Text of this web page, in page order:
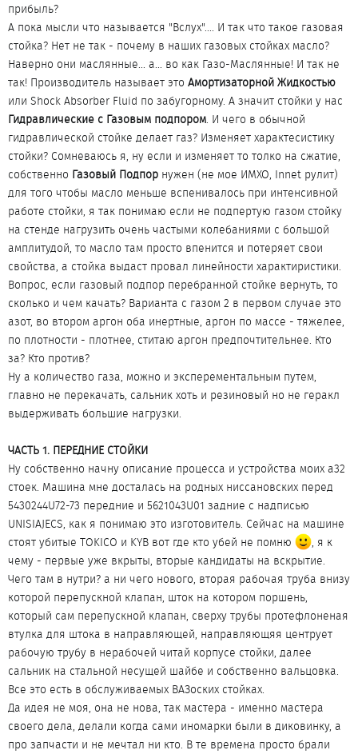
прибыль?
А пока мысли что называется "Вслух".... И так что такое газовая
стойка? Нет не так - почему в наших газовых стойках масло?
Наверно они маслянные... а... во как Газо-Маслянные! И так не
так! Производитель называет это Амортизаторной Жидкостью
или Shock Absorber Fluid по забугорному. А значит стойки у нас
Гидравлические с Газовым подпором. И чего в обычной
гидравлической стойке делает газ? Изменяет характесистику
стойки? Сомневаюсь я, ну если и изменяет то толко на сжатие,
собственно Газовый Подпор нужен (не мое ИМХО, Innet рулит)
для того чтобы масло меньше вспенивалось при интенсивной
работе стойки, я так понимаю если не подпертую газом стойку
на стенде нагрузить очень частыми колебаниями с большой
амплитудой, то масло там просто впенится и потеряет свои
свойства, а стойка выдаст провал линейности характиристики.
Вопрос, если газовый подпор перебранной стойке вернуть, то
сколько и чем качать? Варианта с газом 2 в первом случае это
азот, во втором аргон оба инертные, аргон по массе - тяжелее,
по плотности - плотнее, ститаю аргон предпочтительнее. Кто
за? Кто против?
Ну а количество газа, можно и эксперементальным путем,
главно не перекачать, сальник хоть и резиновый но не геракл
выдерживать большие нагрузки.
ЧАСТЬ 1. ПЕРЕДНИЕ СТОЙКИ
Ну собственно начну описание процесса и устройства моих a32
стоек. Машина мне досталась на родных ниссановских перед
5430244U72-73 передние и 5621043U01 задние с надписью
UNISIAJECS, как я понимаю это изготовитель. Сейчас на машине
стоят убитые TOKICO и KYB вот где кто убей не помню
, я к
чему - первые уже вкрыты, вторые кандидаты на вскрытие.
Чего там в нутри? а ни чего нового, вторая рабочая труба внизу
которой перепускной клапан, шток на котором поршень,
который сам перепускной клапан, сверху трубы протефлоненая
втулка для штока в направляющей, направляющяя центрует
рабочую трубу в нерабочей читай корпусе стойки, далее
сальник на стальной несущей шайбе и собственно вальцовка.
Все это есть в обслуживаемых ВАЗоских стойках.
Да идея не моя, она не нова, так мастера - именно мастера
своего дела, делали когда сами иномарки были в диковинку, а
про запчасти и не мечтал ни кто. В те времена просто брали